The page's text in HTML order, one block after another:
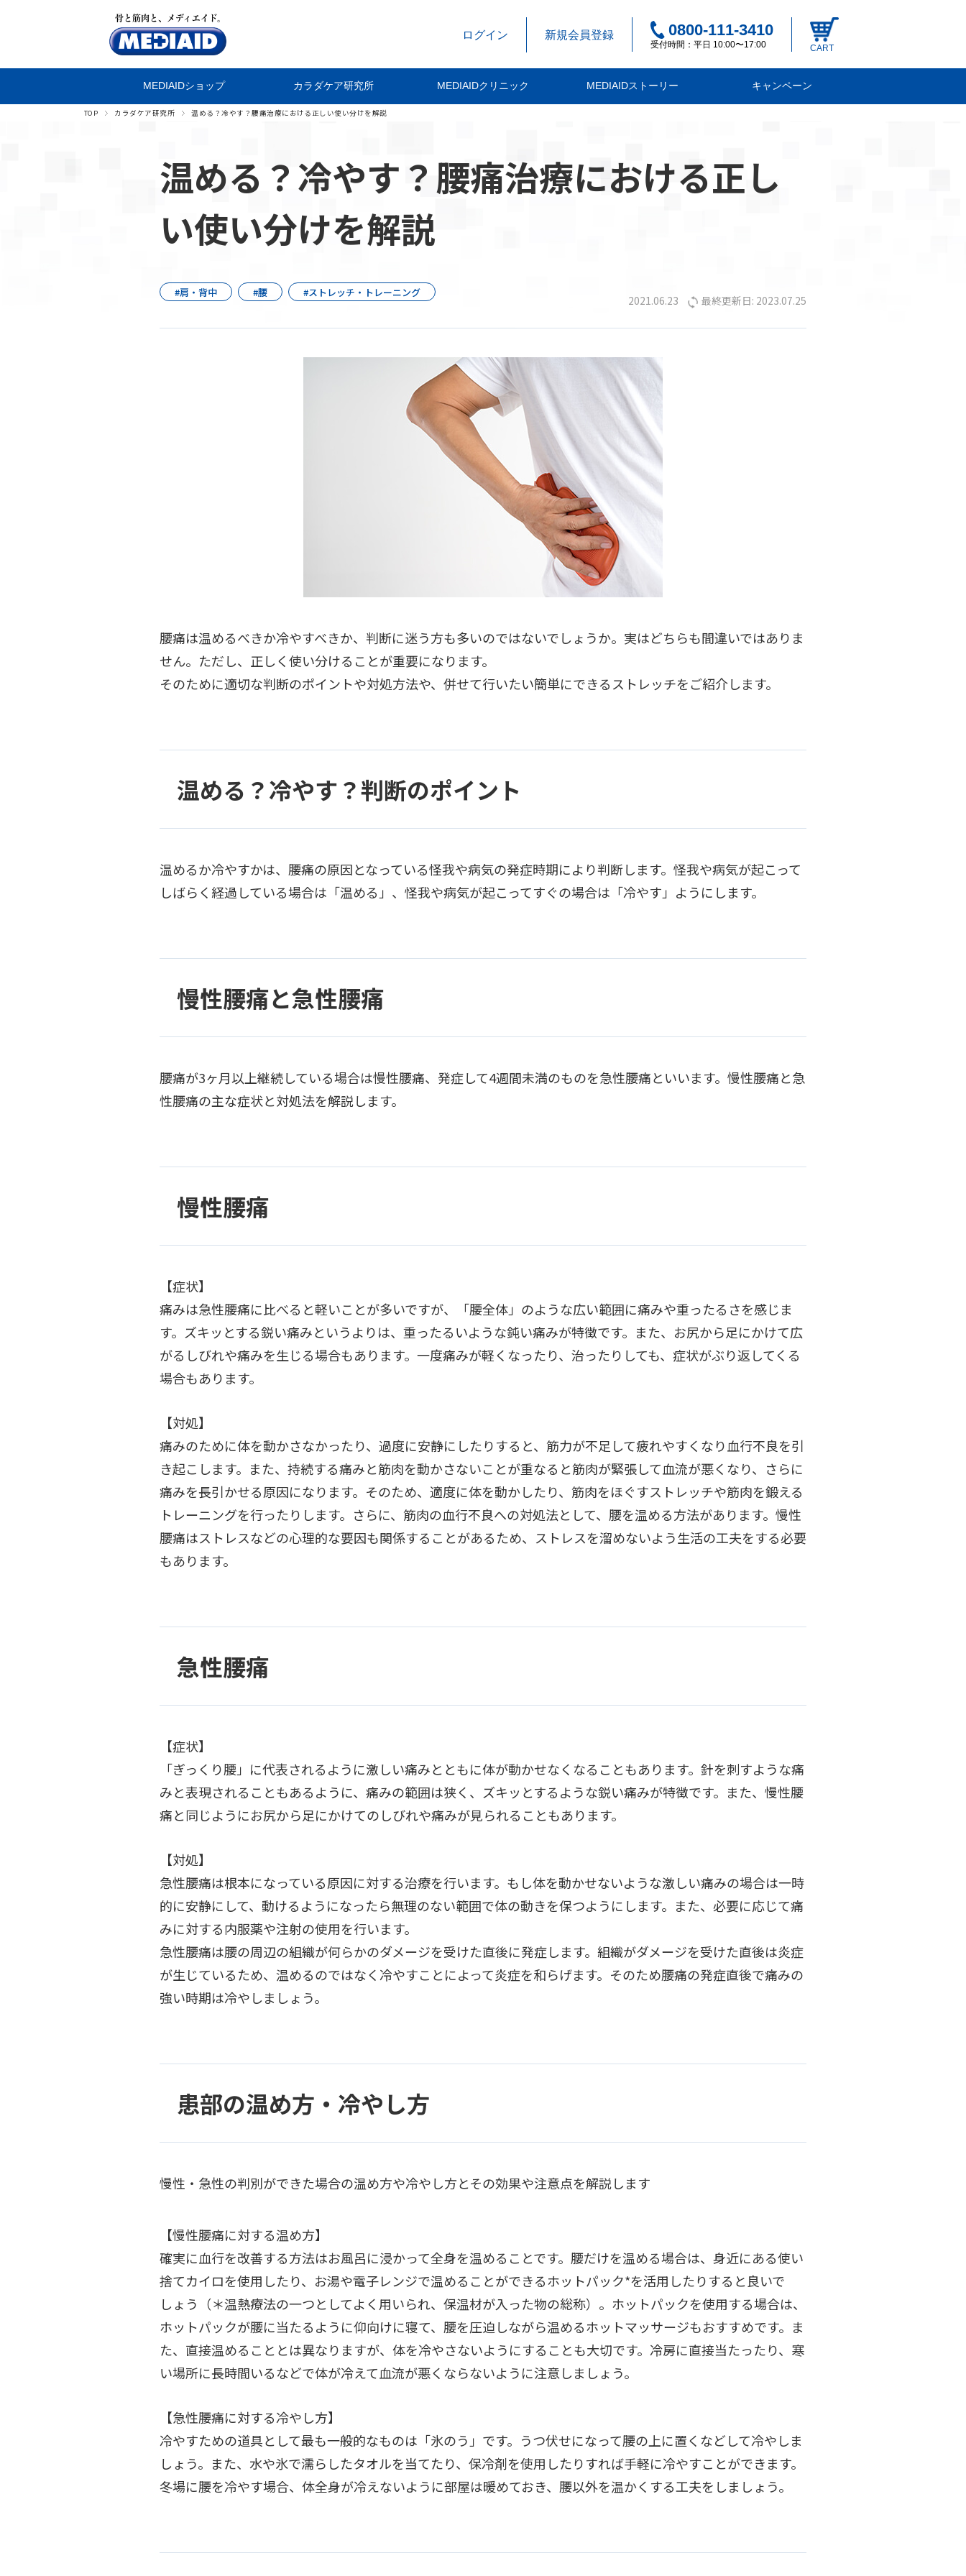
ログイン 新規会員登録 0800-111-3410
受付時間：平日 10:00〜17:00 CART
MEDIAIDショップ カラダケア研究所 MEDIAIDクリニック MEDIAIDストーリー キャンペーン
TOP カラダケア研究所 温める？冷やす？腰痛治療における正しい使い分けを解説
温める？冷やす？腰痛治療における正し
い使い分けを解説
肩・背中 腰 ストレッチ・トレーニング
2021.06.23 最終更新日: 2023.07.25
腰痛は温めるべきか冷やすべきか、判断に迷う方も多いのではないでしょうか。実はどちらも間違いではありま
せん。ただし、正しく使い分けることが重要になります。
そのために適切な判断のポイントや対処方法や、併せて行いたい簡単にできるストレッチをご紹介します。
温める？冷やす？判断のポイント
温めるか冷やすかは、腰痛の原因となっている怪我や病気の発症時期により判断します。怪我や病気が起こって
しばらく経過している場合は「温める」、怪我や病気が起こってすぐの場合は「冷やす」ようにします。
慢性腰痛と急性腰痛
腰痛が3ヶ月以上継続している場合は慢性腰痛、発症して4週間未満のものを急性腰痛といいます。慢性腰痛と急
性腰痛の主な症状と対処法を解説します。
慢性腰痛
【症状】
痛みは急性腰痛に比べると軽いことが多いですが、「腰全体」のような広い範囲に痛みや重ったるさを感じま
す。ズキッとする鋭い痛みというよりは、重ったるいような鈍い痛みが特徴です。また、お尻から足にかけて広
がるしびれや痛みを生じる場合もあります。一度痛みが軽くなったり、治ったりしても、症状がぶり返してくる
場合もあります。
【対処】
痛みのために体を動かさなかったり、過度に安静にしたりすると、筋力が不足して疲れやすくなり血行不良を引
き起こします。また、持続する痛みと筋肉を動かさないことが重なると筋肉が緊張して血流が悪くなり、さらに
痛みを長引かせる原因になります。そのため、適度に体を動かしたり、筋肉をほぐすストレッチや筋肉を鍛える
トレーニングを行ったりします。さらに、筋肉の血行不良への対処法として、腰を温める方法があります。慢性
腰痛はストレスなどの心理的な要因も関係することがあるため、ストレスを溜めないよう生活の工夫をする必要
もあります。
急性腰痛
【症状】
「ぎっくり腰」に代表されるように激しい痛みとともに体が動かせなくなることもあります。針を刺すような痛
みと表現されることもあるように、痛みの範囲は狭く、ズキッとするような鋭い痛みが特徴です。また、慢性腰
痛と同じようにお尻から足にかけてのしびれや痛みが見られることもあります。
【対処】
急性腰痛は根本になっている原因に対する治療を行います。もし体を動かせないような激しい痛みの場合は一時
的に安静にして、動けるようになったら無理のない範囲で体の動きを保つようにします。また、必要に応じて痛
みに対する内服薬や注射の使用を行います。
急性腰痛は腰の周辺の組織が何らかのダメージを受けた直後に発症します。組織がダメージを受けた直後は炎症
が生じているため、温めるのではなく冷やすことによって炎症を和らげます。そのため腰痛の発症直後で痛みの
強い時期は冷やしましょう。
患部の温め方・冷やし方
慢性・急性の判別ができた場合の温め方や冷やし方とその効果や注意点を解説します
【慢性腰痛に対する温め方】
確実に血行を改善する方法はお風呂に浸かって全身を温めることです。腰だけを温める場合は、身近にある使い
捨てカイロを使用したり、お湯や電子レンジで温めることができるホットパック*を活用したりすると良いで
しょう（＊温熱療法の一つとしてよく用いられ、保温材が入った物の総称）。ホットパックを使用する場合は、
ホットパックが腰に当たるように仰向けに寝て、腰を圧迫しながら温めるホットマッサージもおすすめです。ま
た、直接温めることとは異なりますが、体を冷やさないようにすることも大切です。冷房に直接当たったり、寒
い場所に長時間いるなどで体が冷えて血流が悪くならないように注意しましょう。
【急性腰痛に対する冷やし方】
冷やすための道具として最も一般的なものは「氷のう」です。うつ伏せになって腰の上に置くなどして冷やしま
しょう。また、水や氷で濡らしたタオルを当てたり、保冷剤を使用したりすれば手軽に冷やすことができます。
冬場に腰を冷やす場合、体全身が冷えないように部屋は暖めておき、腰以外を温かくする工夫をしましょう。